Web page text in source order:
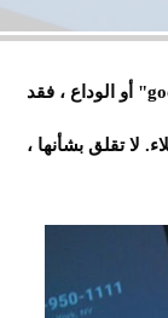
إذا سبق لك أن تلقيت مكالمة ظل فيها الطرف الآخر صامتًا لبضع ثوان وودعها بكلمة "goodbye" أو الوداع ، فقد
لا تقلق بشأنها ،